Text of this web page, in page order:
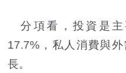
分項看，投資是主
17.7%，私人消費與
長。